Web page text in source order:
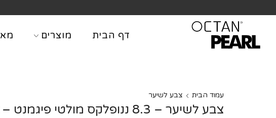
לֵב:
דף הבית מוצרים
עמוד הבית צבע לשיער
צבע לשיער – 8.3 ננופלקס מולטי פיגמנט – אוקטן פרל